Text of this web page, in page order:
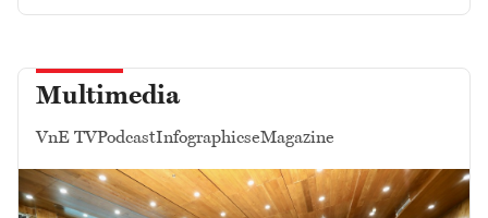
Multimedia
VnE TVPodcastInfographicseMagazine